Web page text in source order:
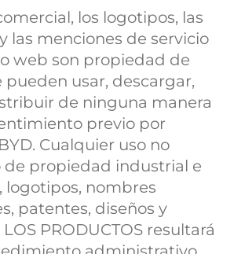
los logotipos, las
las menciones de servicio
web son propiedad de
pueden usar, descargar,
de ninguna manera
previo por
Cualquier uso no
de propiedad industrial e
logotipos, nombres
patentes, diseños y
PRODUCTOS resultará